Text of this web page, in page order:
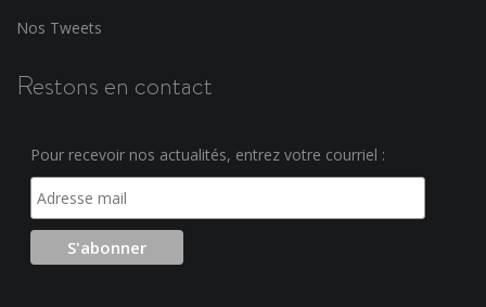
Nos Tweets
Restons en contact
Pour recevoir nos actualités, entrez votre courriel :